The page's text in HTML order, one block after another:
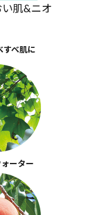
肌&ニオ
すべ肌に
ーター